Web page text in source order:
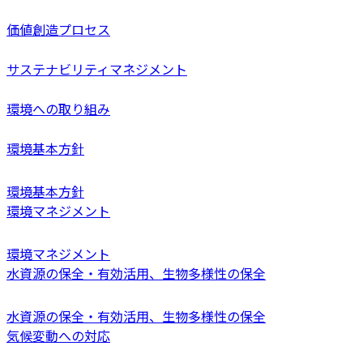
価値創造プロセス
サステナビリティマネジメント
環境への取り組み
環境基本方針
環境基本方針
環境マネジメント
環境マネジメント
水資源の保全・有効活用、生物多様性の保全
水資源の保全・有効活用、生物多様性の保全
気候変動への対応